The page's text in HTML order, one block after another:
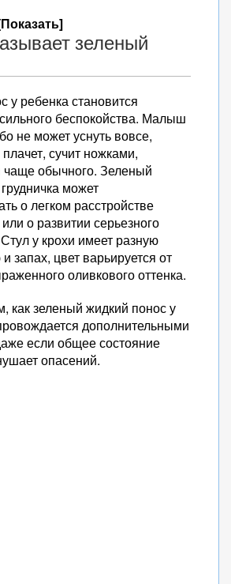
зеленый
у ребенка становится
беспокойства. Малыш
не может уснуть вовсе,
сучит ножками,
чаще обычного. Зеленый
может
о легком расстройстве
о развитии серьезного
у крохи имеет разную
запах, цвет варьируется от
оливкового оттенка.
как зеленый жидкий понос у
дополнительными
если общее состояние
опасений.